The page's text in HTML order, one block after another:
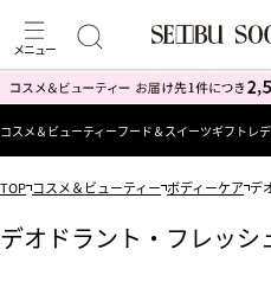
コスメ＆ビューティーフード＆スイーツギフト レ
TOP コスメ＆ビューティー ボディーケア デ
デオドラント・フレッシ